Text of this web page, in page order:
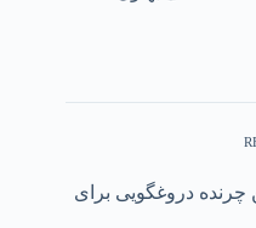
چرنده دروغگویی برای